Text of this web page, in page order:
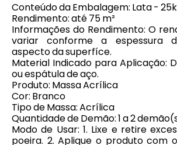
Conteúdo da Embalagem: Lata -
Rendimento: até 75 m²
Informações do Rendimento: O
variar conforme a espessura
aspecto da superfíce.
Material Indicado para Aplicação:
ou espátula de aço.
Produto: Massa Acrílica
Cor: Branco
Tipo de Massa: Acrílica
Quantidade de Demão: 1 a 2
Modo de Usar: 1. Lixe e retire
poeira. 2. Aplique o produto com